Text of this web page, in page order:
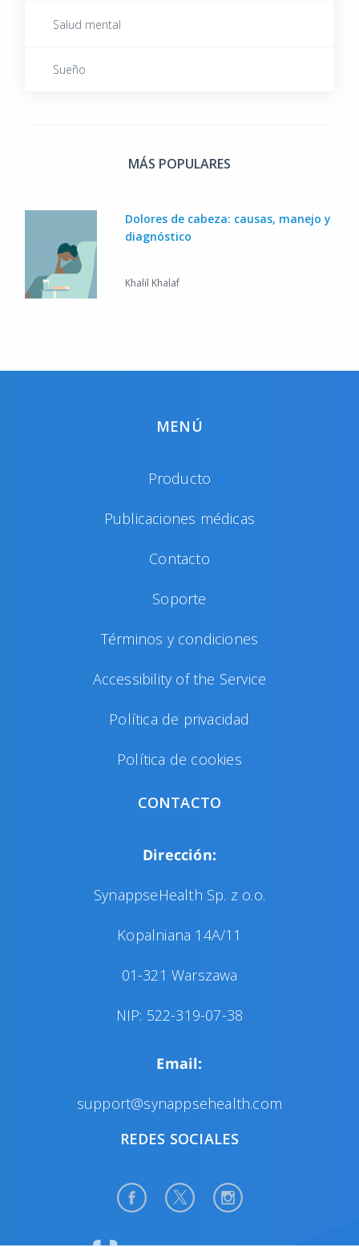
Salud mental
Sueño
MÁS POPULARES
Dolores de cabeza: causas, manejo y
diagnóstico
Khalil Khalaf
MENÚ
Producto
Publicaciones médicas
Contacto
Soporte
Términos y condiciones
Accessibility of the Service
Política de privacidad
Política de cookies
CONTACTO
Dirección:
SynappseHealth Sp. z o.o.
Kopalniana 14A/11
01-321 Warszawa
NIP: 522-319-07-38
Email:
support@synappsehealth.com
REDES SOCIALES